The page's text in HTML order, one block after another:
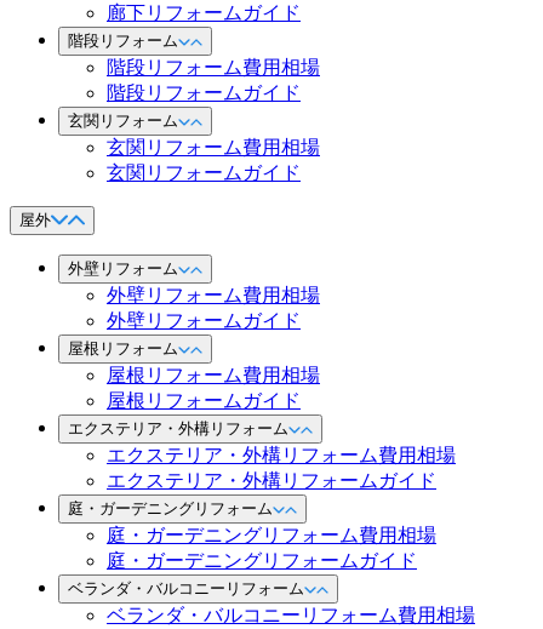
廊下リフォームガイド
階段リフォーム
階段リフォーム費用相場
階段リフォームガイド
玄関リフォーム
玄関リフォーム費用相場
玄関リフォームガイド
屋外
外壁リフォーム
外壁リフォーム費用相場
外壁リフォームガイド
屋根リフォーム
屋根リフォーム費用相場
屋根リフォームガイド
エクステリア・外構リフォーム
エクステリア・外構リフォーム費用相場
エクステリア・外構リフォームガイド
庭・ガーデニングリフォーム
庭・ガーデニングリフォーム費用相場
庭・ガーデニングリフォームガイド
ベランダ・バルコニーリフォーム
ベランダ・バルコニーリフォーム費用相場